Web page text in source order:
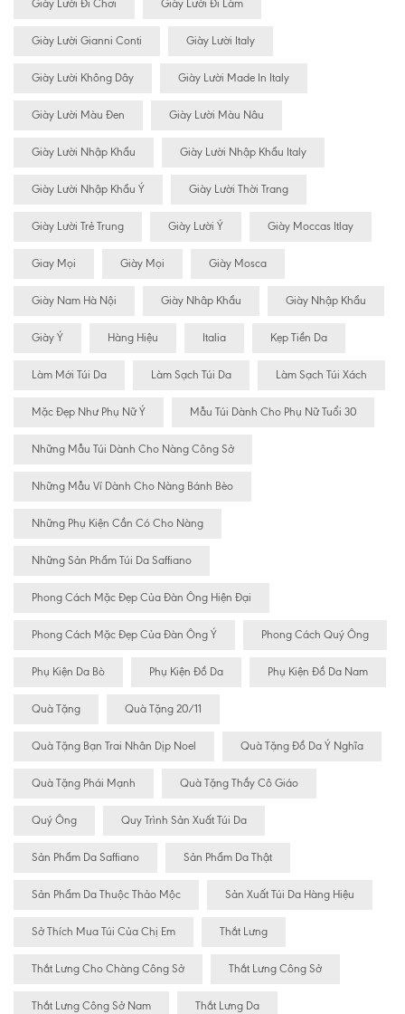
Giày Lười Đi Chơi Giày Lười Đi Làm
Giày Lười Gianni Conti Giày Lười Italy
Giày Lười Không Dây Giày Lười Made In Italy
Giày Lười Màu Đen Giày Lười Màu Nâu
Giày Lười Nhập Khẩu Giày Lười Nhập Khẩu Italy
Giày Lười Nhập Khẩu Ý Giày Lười Thời Trang
Giày Lười Trẻ Trung Giày Lười Ý Giày Moccas Itlay
Giay Mọi Giày Mọi Giày Mosca
Giày Nam Hà Nội Giày Nhâp Khẩu Giày Nhập Khẩu
Giày Ý Hàng Hiệu Italia Kẹp Tiền Da
Làm Mới Túi Da Làm Sạch Túi Da Làm Sạch Túi Xách
Mặc Đẹp Như Phụ Nữ Ý Mẫu Túi Dành Cho Phụ Nữ Tuổi 30
Những Mẫu Túi Dành Cho Nàng Công Sở
Những Mẫu Ví Dành Cho Nàng Bánh Bèo
Những Phụ Kiện Cần Có Cho Nàng
Những Sản Phẩm Túi Da Saffiano
Phong Cách Mặc Đẹp Của Đàn Ông Hiện Đại
Phong Cách Mặc Đẹp Của Đàn Ông Ý Phong Cách Quý Ông
Phụ Kiện Da Bò Phụ Kiện Đồ Da Phụ Kiện Đồ Da Nam
Quà Tặng Quà Tặng 20/11
Quà Tặng Bạn Trai Nhân Dịp Noel Quà Tặng Đồ Da Ý Nghĩa
Quà Tặng Phái Mạnh Quà Tặng Thầy Cô Giáo
Quý Ông Quy Trình Sản Xuất Túi Da
Sản Phẩm Da Saffiano Sản Phẩm Da Thật
Sản Phẩm Da Thuộc Thảo Mộc Sản Xuất Túi Da Hàng Hiệu
Sở Thích Mua Túi Của Chị Em Thắt Lưng
Thắt Lưng Cho Chàng Công Sở Thắt Lưng Công Sở
Thắt Lưng Công Sở Nam Thắt Lưng Da